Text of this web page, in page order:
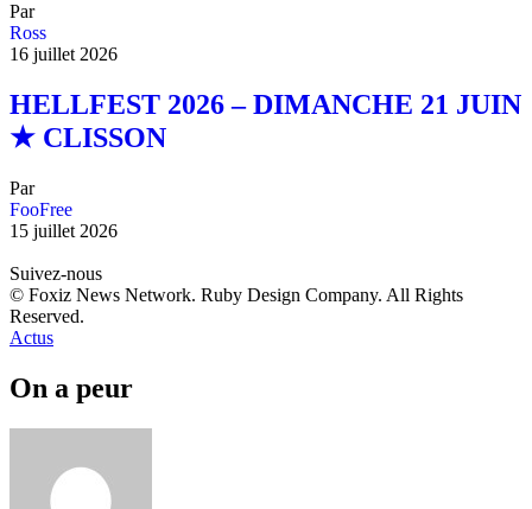
Par
Ross
16 juillet 2026
HELLFEST 2026 – DIMANCHE 21 JUIN
★ CLISSON
Par
FooFree
15 juillet 2026
Suivez-nous
© Foxiz News Network. Ruby Design Company. All Rights
Reserved.
Actus
On a peur